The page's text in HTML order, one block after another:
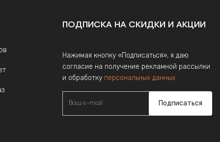
ПОДПИСКА НА СКИДКИ И АКЦИИ
Нажимая кнопку «Подписаться», я даю
согласие на получение рекламной рассылки
и обработку персональных данных
Подписаться